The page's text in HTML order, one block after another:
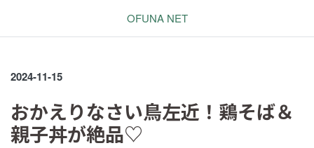
OFUNA NET
2024-11-15
おかえりなさい鳥左近！鶏そば＆
親子丼が絶品♡